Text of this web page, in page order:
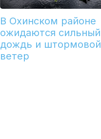
В Охинском районе
ожидаются сильный
дождь и штормовой
ветер